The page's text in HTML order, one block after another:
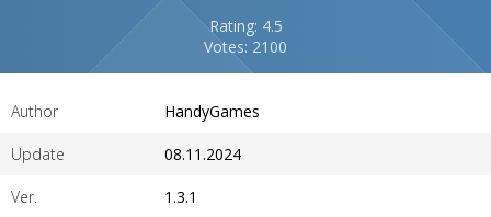
Rating: 4.5
Votes: 2100
Author HandyGames
Update 08.11.2024
Ver. 1.3.1